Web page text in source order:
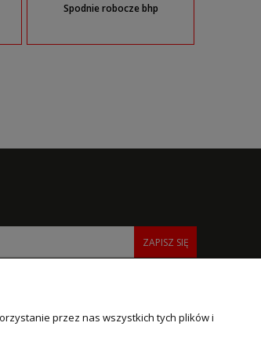
Spodnie robocze bhp
ZAPISZ SIĘ
przez nas wszystkich tych plików i